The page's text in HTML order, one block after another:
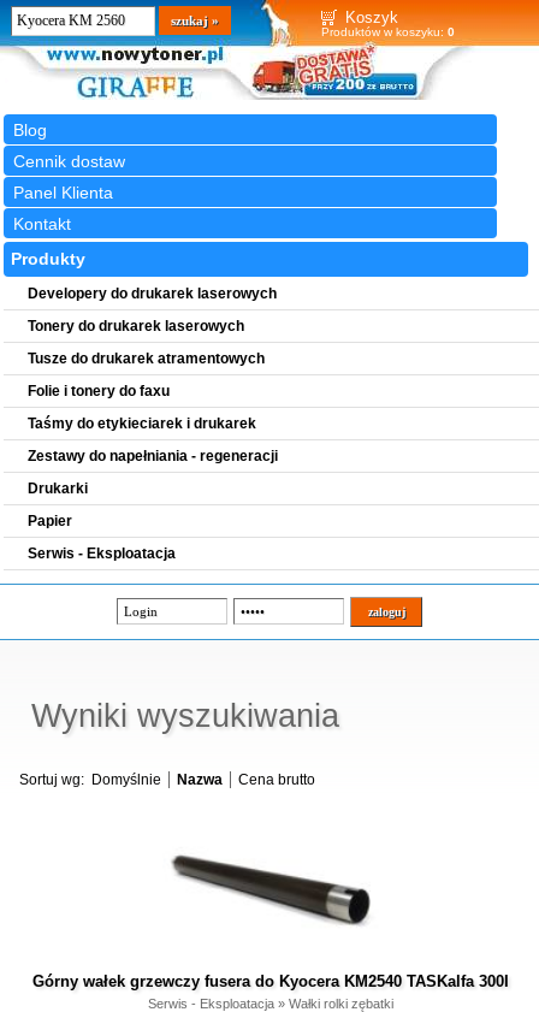
Koszyk
Produktów w koszyku: 0
Blog
Cennik dostaw
Panel Klienta
Kontakt
Wyszukiwarka
szukaj
Produkty
Developery do drukarek laserowych
Tonery do drukarek laserowych
Tusze do drukarek atramentowych
Folie i tonery do faxu
Taśmy do etykieciarek i drukarek
Zestawy do napełniania - regeneracji
Drukarki
Papier
Serwis - Eksploatacja
Wyniki wyszukiwania
Sortuj wg: Domyślnie Nazwa Cena brutto
Górny wałek grzewczy fusera do Kyocera KM2540 TASKalfa 300I
Serwis - Eksploatacja» Wałki rolki zębatki